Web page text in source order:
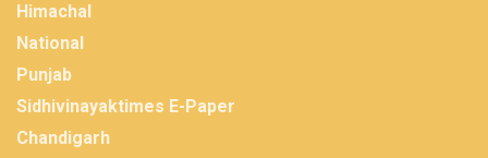
Himachal
National
Punjab
Sidhivinayaktimes E-Paper
Chandigarh